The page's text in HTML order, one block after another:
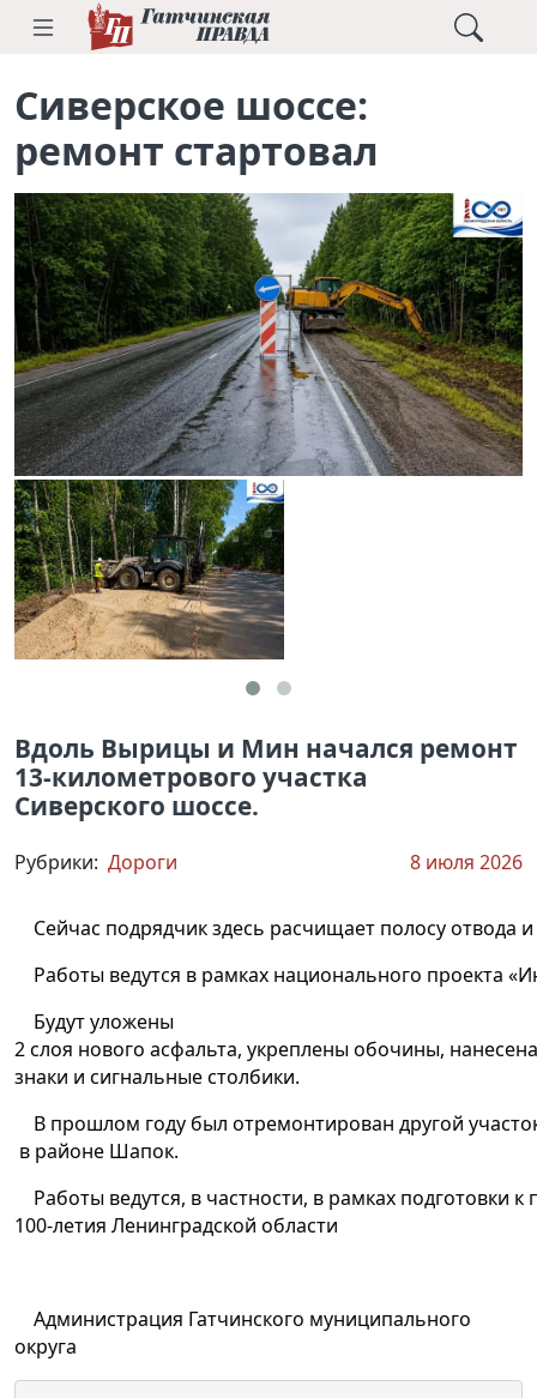
Сиверское шоссе:
ремонт стартовал
Вдоль Вырицы и Мин начался ремонт
13-километрового участка
Сиверского шоссе.
Рубрики: Дороги 8 июля 2026
Сейчас подрядчик здесь расчищает полосу отвода
Работы ведутся в рамках национального проекта
Будут уложены
2 слоя нового асфальта, укреплены обочины,
знаки и сигнальные столбики.
В прошлом году был отремонтирован другой
в районе Шапок.
Работы ведутся, в частности, в рамках подготовки
100-летия Ленинградской области
Администрация Гатчинского муниципального
округа